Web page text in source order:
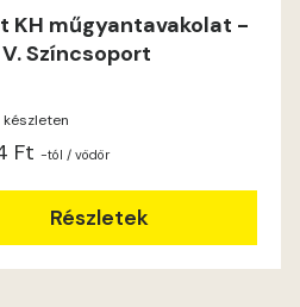
Lime A
Magnolia C
Mandarin D
Mango D
KH műgyantavakolat -
V. Színcsoport
Ft -tól / vödör
Részletek